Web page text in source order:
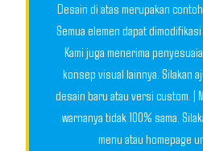
Desain di atas merupakan
Semua elemen dapat
Kami juga menerima
konsep visual lainnya. Silakan
desain baru atau versi custom. |
warnanya tidak 100% sama.
menu atau homepage